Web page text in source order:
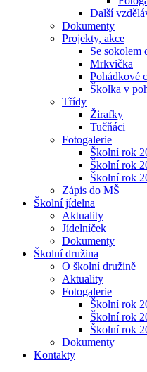
Další
Dokumenty
Projekty, akce
Se sokolem
Mrkvička
Pohádkové
Školka v
Třídy
Žirafky
Tučňáci
Fotogalerie
Školní rok
Školní rok
Školní rok
Zápis do MŠ
Školní jídelna
Aktuality
Jídelníček
Dokumenty
Školní družina
O školní družině
Aktuality
Fotogalerie
Školní rok
Školní rok
Školní rok
Dokumenty
Kontakty